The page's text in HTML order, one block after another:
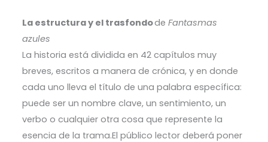
La estructura y el trasfondode Fantasmas
azules
La historia está dividida en 42 capítulos muy
breves, escritos a manera de crónica, y en donde
cada uno lleva el título de una palabra específica:
puede ser un nombre clave, un sentimiento, un
verbo o cualquier otra cosa que represente la
esencia de la trama.El público lector deberá poner